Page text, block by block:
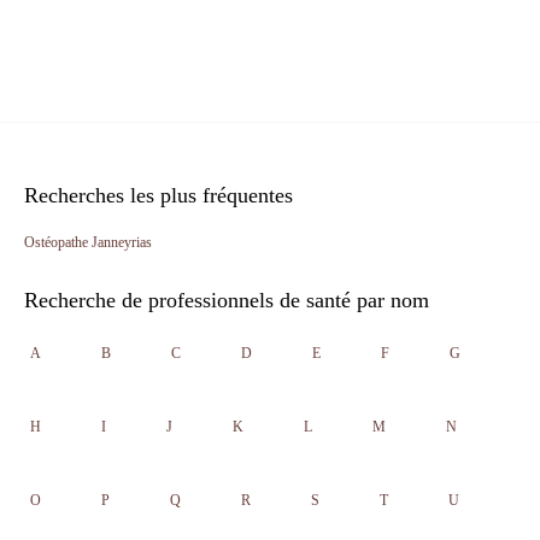
Recherches les plus fréquentes
Ostéopathe Janneyrias
Recherche de professionnels de santé par nom
A B C D E F G
H I J K L M N
O P Q R S T U